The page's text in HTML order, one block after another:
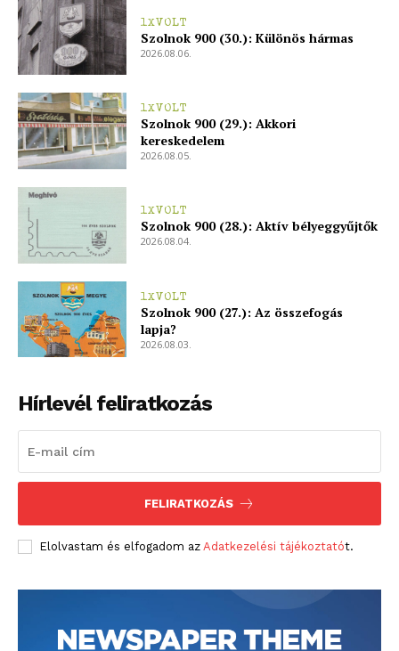
Hasznos
bSZ fiók
Előfizetés
Kapcsolat
Hirdetés
1XVOLT
Szolnok 900 (30.): Különös hármas
2026.08.06.
1XVOLT
Szolnok 900 (29.): Akkori
kereskedelem
2026.08.05.
1XVOLT
Szolnok 900 (28.): Aktív bélyeggyűjtők
2026.08.04.
1XVOLT
Szolnok 900 (27.): Az összefogás
lapja?
2026.08.03.
Hírlevél feliratkozás
FELIRATKOZÁS
Elolvastam és elfogadom az Adatkezelési tájékoztatót.